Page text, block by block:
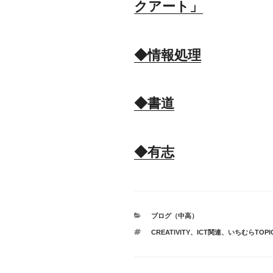
クアート」
◆情報処理
◆書道
◆有志
カ
ゴ
ブログ（中高）
タ
CREATIVITY、 ICT関連、 いちむら